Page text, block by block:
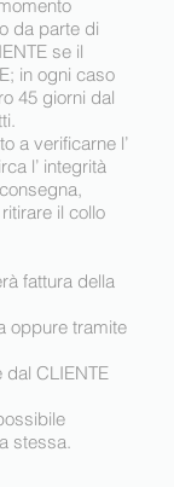
da parte di
se il
in ogni caso
45 giorni dal
a verificarne l’
l’ integrità
il collo
fattura della
oppure tramite
dal CLIENTE
stessa.